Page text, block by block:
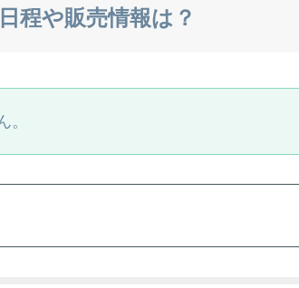
程や販売情報は？
。